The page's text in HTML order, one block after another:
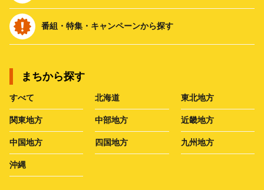
番組・特集・キャンペーンから探す
まちから探す
すべて 北海道 東北地方
関東地方 中部地方 近畿地方
中国地方 四国地方 九州地方
沖縄